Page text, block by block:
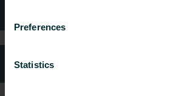
Preferences
Statistics
Häufig gestellte Fragen